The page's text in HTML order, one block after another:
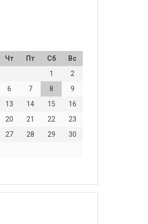
Чт Пт Сб
Вс
1
2
6 7 8
9
13 14 15
16
20 21 22
23
27 28 29
30